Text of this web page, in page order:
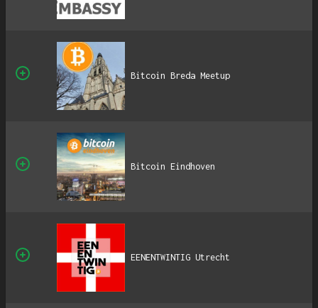
Bitcoin Breda Meetup
Bitcoin Eindhoven
EENENTWINTIG Utrecht